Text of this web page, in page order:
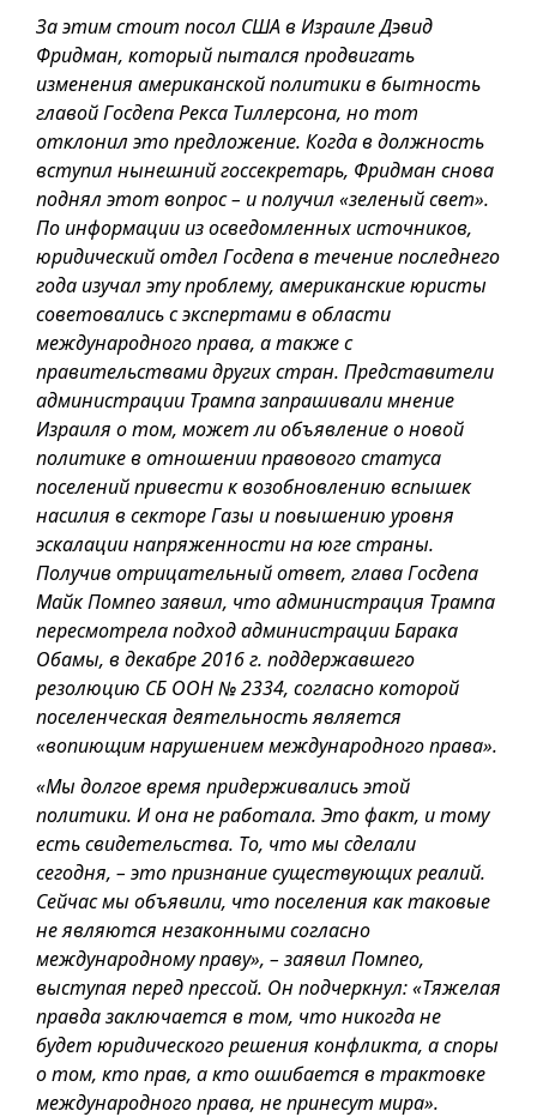
За этим стоит посол США в Израиле Дэвид
Фридман, который пытался продвигать
изменения американской политики в бытность
главой Госдепа Рекса Тиллерсона, но тот
отклонил это предложение. Когда в должность
вступил нынешний госсекретарь, Фридман снова
поднял этот вопрос – и получил «зеленый свет».
По информации из осведомленных источников,
юридический отдел Госдепа в течение последнего
года изучал эту проблему, американские юристы
советовались с экспертами в области
международного права, а также с
правительствами других стран. Представители
администрации Трампа запрашивали мнение
Израиля о том, может ли объявление о новой
политике в отношении правового статуса
поселений привести к возобновлению вспышек
насилия в секторе Газы и повышению уровня
эскалации напряженности на юге страны.
Получив отрицательный ответ, глава Госдепа
Майк Помпео заявил, что администрация Трампа
пересмотрела подход администрации Барака
Обамы, в декабре 2016 г. поддержавшего
резолюцию СБ ООН № 2334, согласно которой
поселенческая деятельность является
«вопиющим нарушением международного права».
«Мы долгое время придерживались этой
политики. И она не работала. Это факт, и тому
есть свидетельства. То, что мы сделали
сегодня, – это признание существующих реалий.
Сейчас мы объявили, что поселения как таковые
не являются незаконными согласно
международному праву», – заявил Помпео,
выступая перед прессой. Он подчеркнул: «Тяжелая
правда заключается в том, что никогда не
будет юридического решения конфликта, а споры
о том, кто прав, а кто ошибается в трактовке
международного права, не принесут мира».